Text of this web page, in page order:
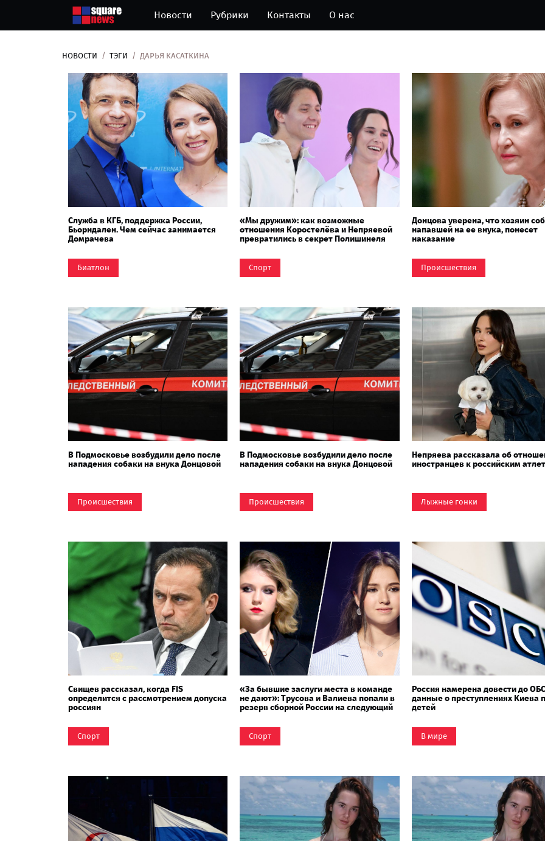
Новости Рубрики Контакты О нас
НОВОСТИ ТЭГИ ДАРЬЯ КАСАТКИНА
Служба в КГБ, поддержка России,
Бьорндален. Чем сейчас занимается
Домрачева
Биатлон
«Мы дружим»: как возможные
отношения Коростелёва и Непряевой
превратились в секрет Полишинеля
Спорт
Донцова уверена, что хозяин
напавшей на ее внука, понесет
наказание
Происшествия
В Подмосковье возбудили дело после
нападения собаки на внука Донцовой
Происшествия
В Подмосковье возбудили дело после
нападения собаки на внука Донцовой
Происшествия
Непряева рассказала об
иностранцев к российским
Лыжные гонки
Свищев рассказал, когда FIS
определится с рассмотрением допуска
россиян
Спорт
«За бывшие заслуги места в команде
не дают»: Трусова и Валиева попали в
резерв сборной России на следующий
Спорт
Россия намерена довести до
данные о преступлениях Киева
детей
В мире